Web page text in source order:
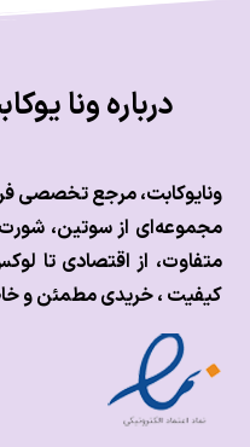
درباره ونا
ونایوکابت، مرجع تخصصی
مجموعه‌ای از سوتین، شورت
متفاوت، از اقتصادی تا
کیفیت ، خریدی مطمئن و خاص